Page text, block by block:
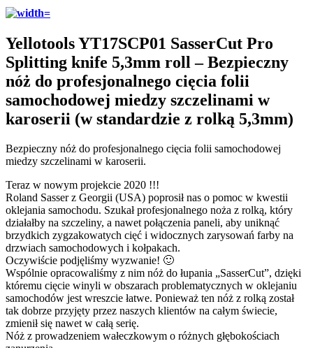
Yellotools YT17SCP01 SasserCut Pro
Splitting knife 5,3mm roll – Bezpieczny
nóż do profesjonalnego cięcia folii
samochodowej miedzy szczelinami w
karoserii (w standardzie z rolką 5,3mm)
Bezpieczny nóż do profesjonalnego cięcia folii samochodowej
miedzy szczelinami w karoserii.
Teraz w nowym projekcie 2020 !!!
Roland Sasser z Georgii (USA) poprosił nas o pomoc w kwestii
oklejania samochodu. Szukał profesjonalnego noża z rolką, który
działałby na szczeliny, a nawet połączenia paneli, aby uniknąć
brzydkich zygzakowatych cięć i widocznych zarysowań farby na
drzwiach samochodowych i kołpakach.
Oczywiście podjęliśmy wyzwanie! 🙂
Wspólnie opracowaliśmy z nim nóż do łupania „SasserCut”, dzięki
któremu cięcie winyli w obszarach problematycznych w oklejaniu
samochodów jest wreszcie łatwe. Ponieważ ten nóż z rolką został
tak dobrze przyjęty przez naszych klientów na całym świecie,
zmienił się nawet w całą serię.
Nóż z prowadzeniem wałeczkowym o różnych głębokościach